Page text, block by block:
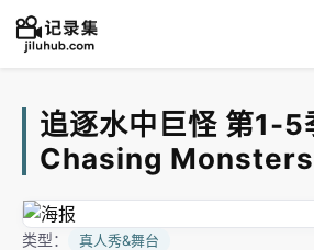
追逐水中巨怪 第1-
Chasing
类型： 真人秀&舞台